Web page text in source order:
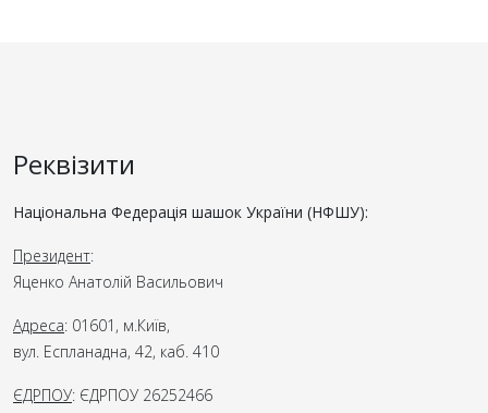
Реквізити
Національна Федерація шашок України (НФШУ):
Президент:
Яценко Анатолій Васильович
Адреса: 01601, м.Київ,
вул. Еспланадна, 42, каб. 410
ЄДРПОУ: ЄДРПОУ 26252466